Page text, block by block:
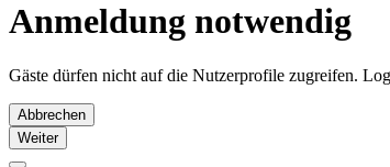
Anmeldung notwendig
Gäste dürfen nicht auf die Nutzerprofile zugreifen.
Abbrechen
Weiter